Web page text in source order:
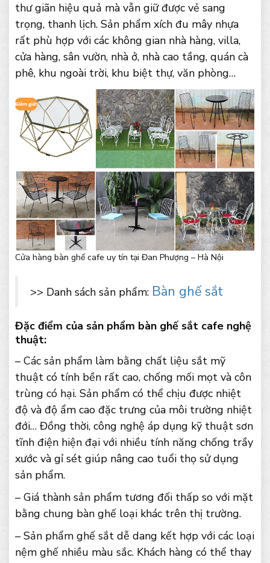
thư giãn hiệu quả mà vẫn giữ được vẻ sang
trọng, thanh lịch. Sản phẩm xích đu mây nhựa
rất phù hợp với các không gian nhà hàng, villa,
cửa hàng, sân vườn, nhà ở, nhà cao tầng, quán cà
phê, khu ngoài trời, khu biệt thự, văn phòng…
Cửa hàng bàn ghế cafe uy tín tại Đan Phượng – Hà Nội
>> Danh sách sản phẩm: Bàn ghế sắt
Đặc điểm của sản phẩm bàn ghế sắt cafe nghệ
thuật:
– Các sản phẩm làm bằng chất liệu sắt mỹ
thuật có tính bền rất cao, chống mối mọt và côn
trùng có hại. Sản phẩm có thể chịu được nhiệt
độ và độ ẩm cao đặc trưng của môi trường nhiệt
đới… Đồng thời, công nghệ áp dụng kỹ thuật sơn
tĩnh điện hiện đại với nhiều tính năng chống trầy
xước và gỉ sét giúp nâng cao tuổi thọ sử dụng
sản phẩm.
– Giá thành sản phẩm tương đối thấp so với mặt
bằng chung bàn ghế loại khác trên thị trường.
– Sản phẩm ghế sắt dễ dang kết hợp với các loại
nệm ghế nhiều màu sắc. Khách hàng có thể thay